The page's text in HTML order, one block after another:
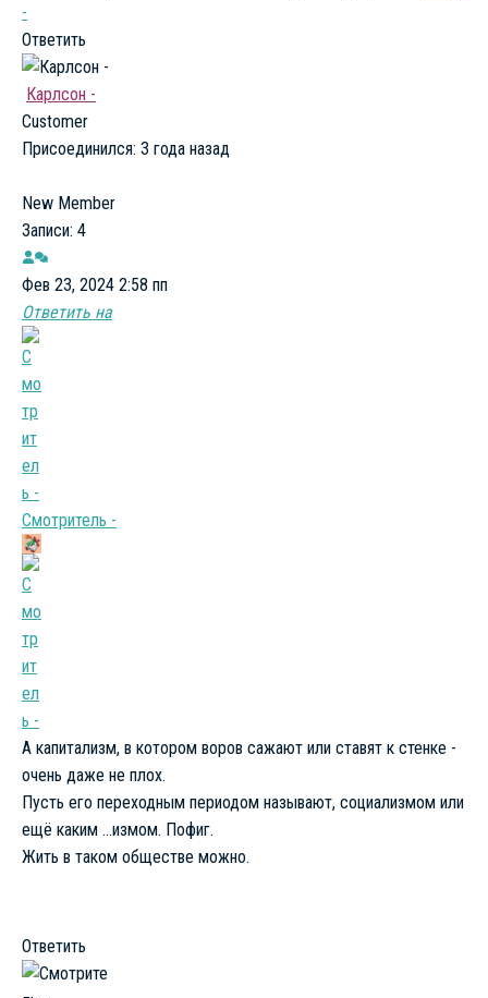
-
Ответить
Карлсон -
Customer
Присоединился: 3 года назад
New Member
Записи: 4
Фев 23, 2024 2:58 пп
Ответить на
Смотритель -
А капитализм, в котором воров сажают или ставят к стенке -
очень даже не плох.
Пусть его переходным периодом называют, социализмом или
ещё каким ...измом. Пофиг.
Жить в таком обществе можно.
Ответить